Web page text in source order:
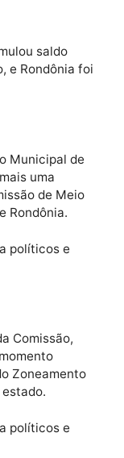
e fortalecer
pela Sedec,
surtindo
eficiente no Norte
uma
trimestre de
e Rondônia